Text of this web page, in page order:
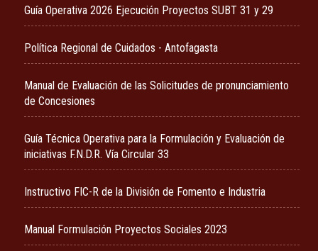
Guía Operativa 2026 Ejecución Proyectos SUBT 31 y 29
Política Regional de Cuidados - Antofagasta
Manual de Evaluación de las Solicitudes de pronunciamiento
de Concesiones
Guía Técnica Operativa para la Formulación y Evaluación de
iniciativas F.N.D.R. Vía Circular 33
Instructivo FIC-R de la División de Fomento e Industria
Manual Formulación Proyectos Sociales 2023